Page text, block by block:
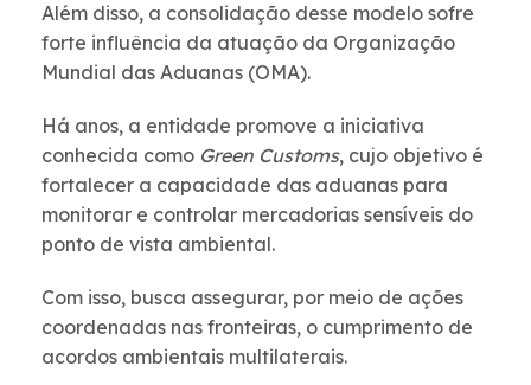
Além disso, a consolidação desse modelo sofre
forte influência da atuação da Organização
Mundial das Aduanas (OMA).
Há anos, a entidade promove a iniciativa
conhecida como Green Customs, cujo objetivo é
fortalecer a capacidade das aduanas para
monitorar e controlar mercadorias sensíveis do
ponto de vista ambiental.
Com isso, busca assegurar, por meio de ações
coordenadas nas fronteiras, o cumprimento de
acordos ambientais multilaterais.